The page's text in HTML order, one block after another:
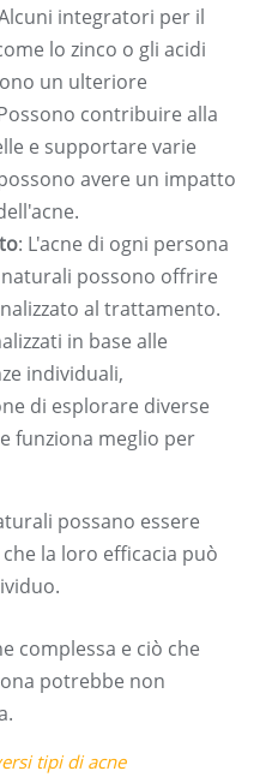
integratori per il
lo zinco o gli acidi
un ulteriore
contribuire alla
e supportare varie
avere un impatto
: L'acne di ogni persona
possono offrire
al trattamento.
in base alle
individuali,
di esplorare diverse
funziona meglio per
possano essere
la loro efficacia può
complessa e ciò che
potrebbe non
tipi di acne